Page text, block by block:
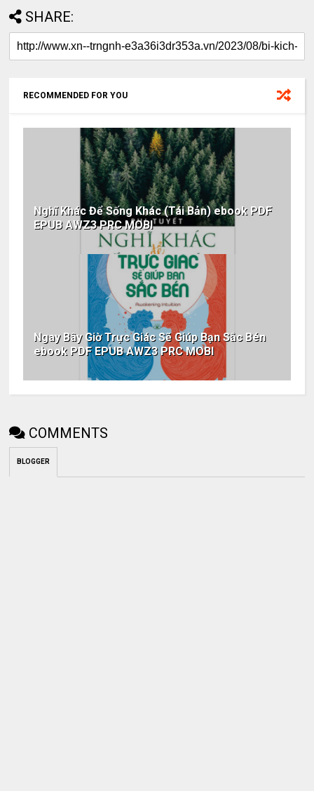
SHARE:
RECOMMENDED FOR YOU
Nghĩ Khác Để Sống Khác (Tái Bản) ebook PDF
EPUB AWZ3 PRC MOBI
Ngay Bây Giờ Trực Giác Sẽ Giúp Bạn Sắc Bén
ebook PDF EPUB AWZ3 PRC MOBI
COMMENTS
BLOGGER